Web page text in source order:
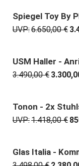
2.135,00
48% günstiger
Spiegel Toy By
UVP:6.650,00€
5% günstiger
USM Haller -
3.490,00€
3.490,00
40% günstiger
Tonon - 2x
UVP:1.418,00€
32% günstiger
Glas Italia -